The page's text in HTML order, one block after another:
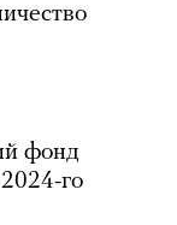
фонд
го